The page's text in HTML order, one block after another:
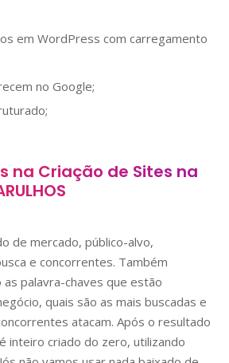
em WordPress com carregamento
no Google;
na Criação de Sites na
de mercado, público-alvo,
e concorrentes. Também
palavra-chaves que estão
quais são as mais buscadas e
atacam. Após o resultado
inteiro criado do zero, utilizando